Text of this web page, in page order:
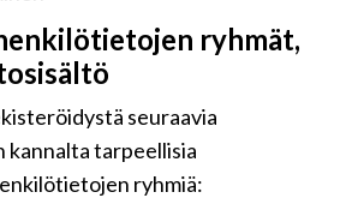
ryhmät,
seuraavia
tarpeellisia
ryhmiä: